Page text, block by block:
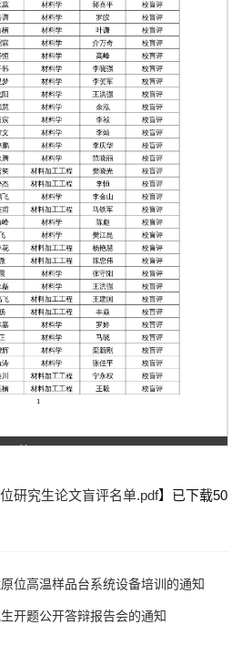
第 1 页
研究生论文盲评名单.pdf】已下载50
位高温样品台系统设备培训的通知
开题公开答辩报告会的通知